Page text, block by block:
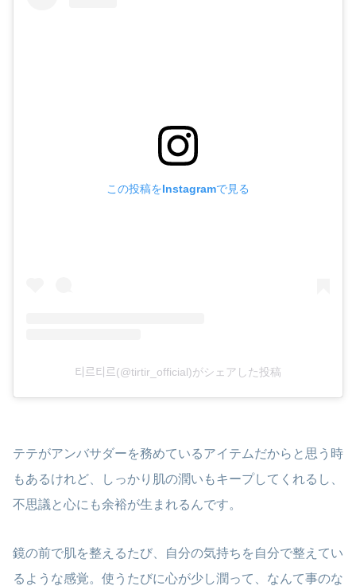
この投稿をInstagramで見る
티르티르(@tirtir_official)がシェアした投稿
テテがアンバサダーを務めているアイテムだからと思う時
もあるけれど、しっかり肌の潤いもキープしてくれるし、
不思議と心にも余裕が生まれるんです。
鏡の前で肌を整えるたび、自分の気持ちを自分で整えてい
るような感覚。使うたびに心が少し潤って、なんて事のな